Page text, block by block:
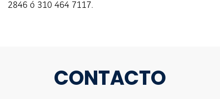
2846 ó 310 464 7117.
CONTACTO